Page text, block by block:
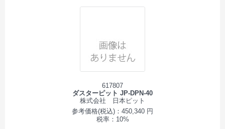
617807
ダスターピット JP-DPN-40
株式会社 日本ピット
参考価格(税込)：450,340 円
税率：10%